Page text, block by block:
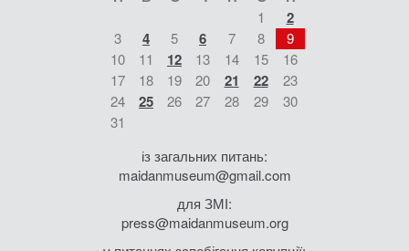
1 2
3 4 5 6 7 8
9
10
11 12 13 14 15
16
17
18 19 20 21 22
23
24
25 26 27 28 29
30
31
із загальних питань:
maidanmuseum@gmail.com
для ЗМІ:
press@maidanmuseum.org